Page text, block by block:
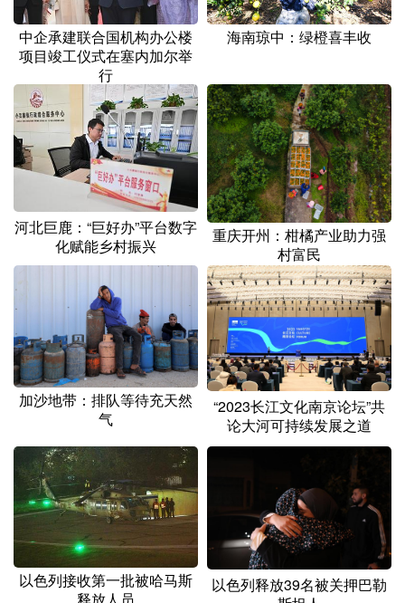
多语种频道
English Español
Русский язык 日本語 한국어
Deutsch Português
中企承建联合国机构办公楼
项目竣工仪式在塞内加尔举
行
海南琼中：绿橙喜丰收
河北巨鹿：“巨好办”平台数字
化赋能乡村振兴
重庆开州：柑橘产业助力强
村富民
加沙地带：排队等待充天然
气
“2023长江文化南京论坛”共
论大河可持续发展之道
以色列接收第一批被哈马斯
释放人员
以色列释放39名被关押巴勒